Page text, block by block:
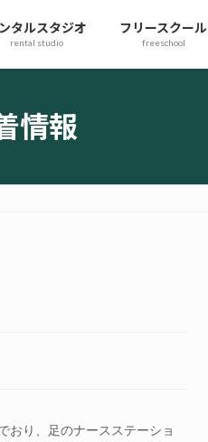
タルスタジオ
rental studio
フリースクール
freeschool
情報
おり、足のナースステーショ